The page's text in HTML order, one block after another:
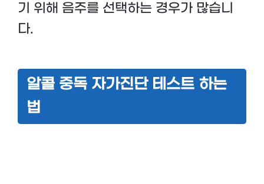
기 위해 음주를 선택하는 경우가 많습니
다.
알콜 중독 자가진단 테스트 하는
법